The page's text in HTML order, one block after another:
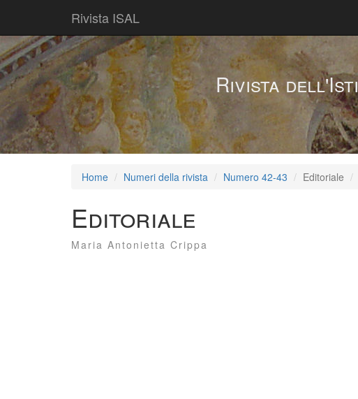
Rivista ISAL
Rivista
Home Numeri della rivista Numero 42-43 Editoriale
Editoriale
Maria Antonietta Crippa